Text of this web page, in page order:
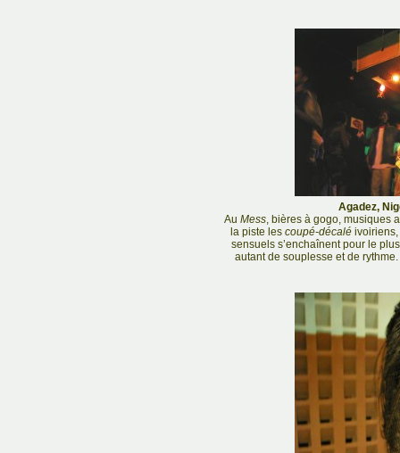
Agadez,
Au Mess, bières à gogo, musiques
la piste les coupé-décalé
sensuels s’enchaînent pour le
autant de souplesse et de